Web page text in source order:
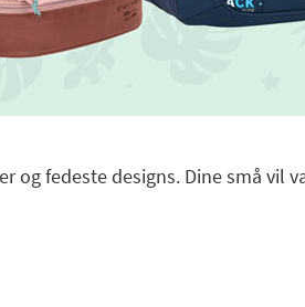
fedeste designs. Dine små vil